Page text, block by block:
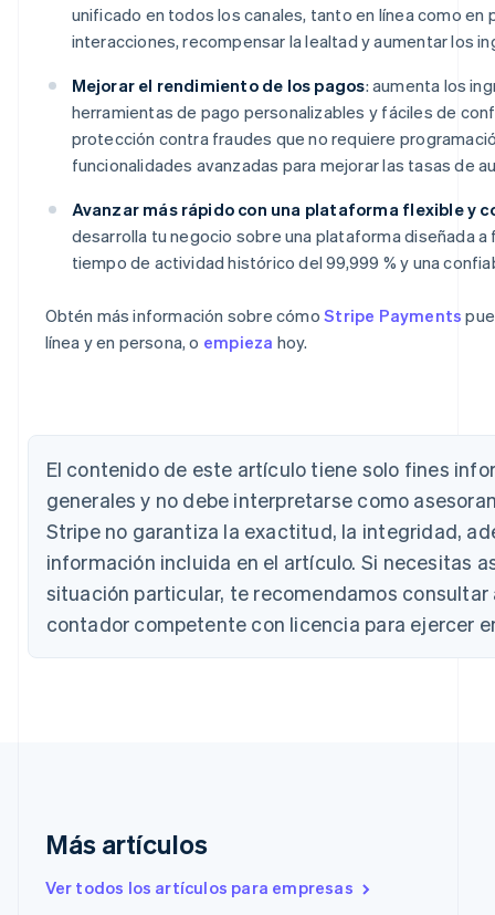
unificado en todos los canales, tanto en línea como en
interacciones, recompensar la lealtad y aumentar los
Mejorar el rendimiento de los pagos: aumenta los
herramientas de pago personalizables y fáciles de
protección contra fraudes que no requiere
funcionalidades avanzadas para mejorar las tasas de
Avanzar más rápido con una plataforma flexible y
desarrolla tu negocio sobre una plataforma diseñada
tiempo de actividad histórico del 99,999 % y una
Obtén más información sobre cómoStripe Payments
línea y en persona, o empieza hoy.
El contenido de este artículo tiene solo fines
generales y no debe interpretarse como
Stripe no garantiza la exactitud, la integridad,
información incluida en el artículo. Si necesitas
situación particular, te recomendamos consultar
contador competente con licencia para ejercer
Más artículos
Ver todos los artículos para empresas
Alemania
Australia
NederlandsFrançaisDeutschEnglish
PortuguêsEnglish
Bulgaria
Canadá
EnglishFrançais
China continental
Chipre
Eslovaquia
Eslovenia